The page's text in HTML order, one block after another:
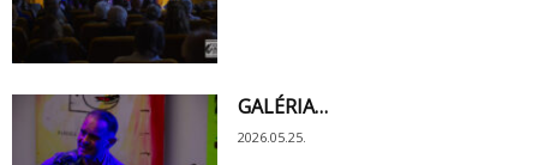
GALÉRIA…
2026.05.25.